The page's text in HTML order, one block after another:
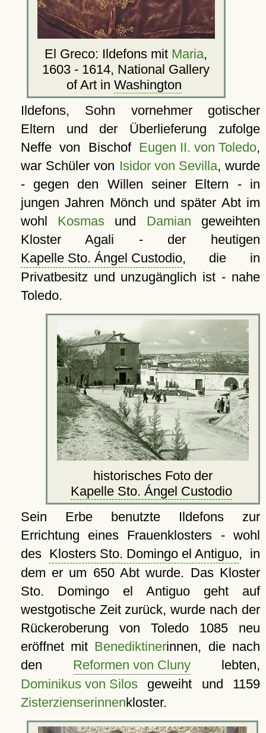
El Greco: Ildefons mit Maria,
1603 - 1614, National Gallery
of Art inWashington
Ildefons, Sohn vornehmer gotischer
Eltern und der Überlieferung zufolge
Neffe von Bischof Eugen II. von Toledo,
war Schüler von Isidor von Sevilla, wurde
- gegen den Willen seiner Eltern - in
jungen Jahren Mönch und später Abt im
wohl Kosmas und Damian geweihten
Kloster Agali - der heutigen
Kapelle Sto. Ángel Custodio, die in
Privatbesitz und unzugänglich ist - nahe
Toledo.
historisches Foto der
Kapelle Sto. Ángel Custodio
Sein Erbe benutzte Ildefons zur
Errichtung eines Frauenklosters - wohl
des Klosters Sto. Domingo el Antiguo, in
dem er um 650 Abt wurde. Das Kloster
Sto. Domingo el Antiguo geht auf
westgotische Zeit zurück, wurde nach der
Rückeroberung von Toledo 1085 neu
eröffnet mit Benediktinerinnen, die nach
den Reformen von Clunylebten,
Dominikus von Silosgeweiht und 1159
Zisterzienserinnenkloster.